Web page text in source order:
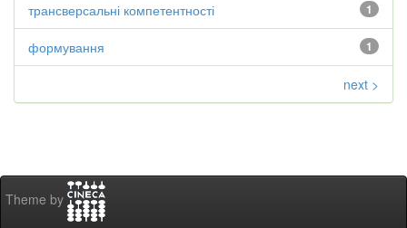
1
трансверсальні компетентності
1
формування
next >
Theme by